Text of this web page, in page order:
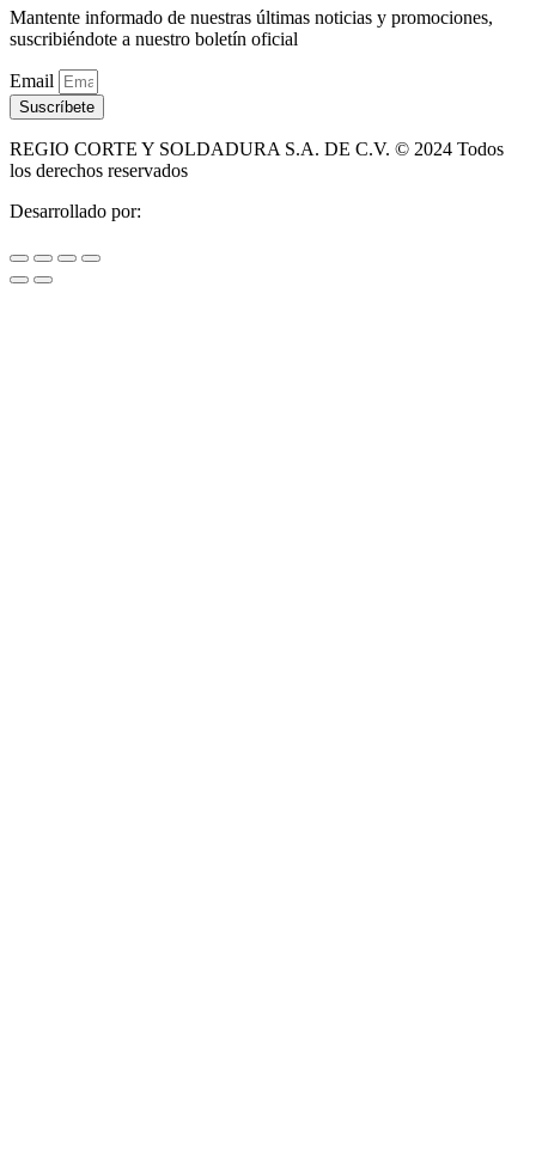
Mantente informado de nuestras últimas noticias y promociones,
suscribiéndote a nuestro boletín oficial
Email
Suscríbete
REGIO CORTE Y SOLDADURA S.A. DE C.V. © 2024 Todos
los derechos reservados
Desarrollado por: